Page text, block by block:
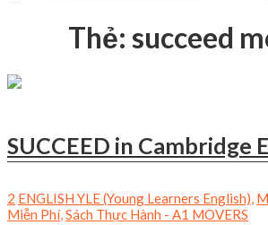
Thẻ: succeed
SUCCEED in Cambridge
2 ENGLISH YLE (Young Learners English),
Miễn Phí,Sách Thực Hành - A1 MOVERS